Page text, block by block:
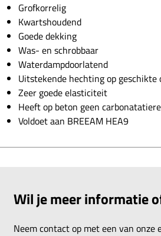
Grofkorrelig
Kwartshoudend
Goede dekking
Was- en schrobbaar
Waterdampdoorlatend
Uitstekende hechting op geschikte
Zeer goede elasticiteit
Heeft op beton geen
Voldoet aan BREEAM HEA9
Wil je meer informatie
Neem contact op met een van onze